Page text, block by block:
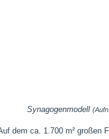
Synagogenmodell
dem ca. 1.700 m² großen